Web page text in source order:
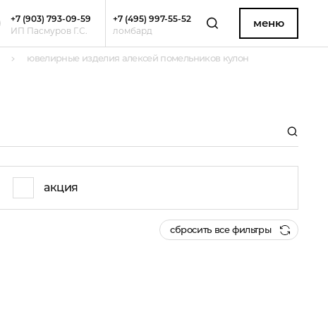
+7 (903) 793-09-59
ИП Пасмуров Г.С.
+7 (495) 997-55-52
ломбард
меню
ювелирные изделия алексей помельников кулон
акция
сбросить все фильтры